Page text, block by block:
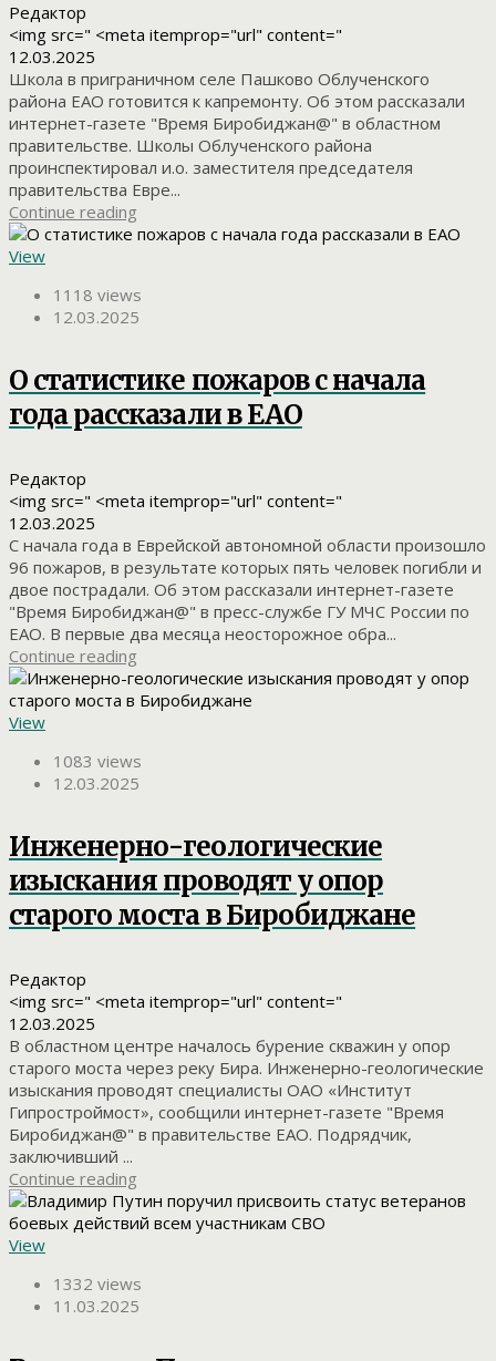
Редактор
<img src=" <meta itemprop="url" content="
12.03.2025
Школа в приграничном селе Пашково Облученского
района ЕАО готовится к капремонту. Об этом рассказали
интернет-газете "Время Биробиджан@" в областном
правительстве. Школы Облученского района
проинспектировал и.о. заместителя председателя
правительства Евре...
Continue reading
View
1118 views
12.03.2025
О статистике пожаров с начала
года рассказали в ЕАО
Редактор
<img src=" <meta itemprop="url" content="
12.03.2025
С начала года в Еврейской автономной области произошло
96 пожаров, в результате которых пять человек погибли и
двое пострадали. Об этом рассказали интернет-газете
"Время Биробиджан@" в пресс-службе ГУ МЧС России по
ЕАО. В первые два месяца неосторожное обра...
Continue reading
View
1083 views
12.03.2025
Инженерно-геологические
изыскания проводят у опор
старого моста в Биробиджане
Редактор
<img src=" <meta itemprop="url" content="
12.03.2025
В областном центре началось бурение скважин у опор
старого моста через реку Бира. Инженерно-геологические
изыскания проводят специалисты ОАО «Институт
Гипростроймост», сообщили интернет-газете "Время
Биробиджан@" в правительстве ЕАО. Подрядчик,
заключивший ...
Continue reading
View
1332 views
11.03.2025